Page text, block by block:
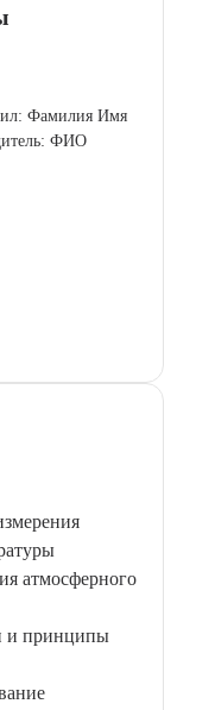
Фамилия Имя
ФИО
атмосферного
и принципы